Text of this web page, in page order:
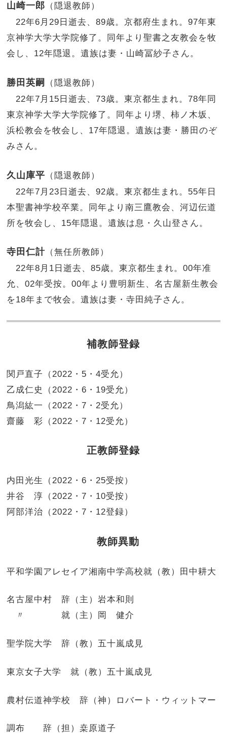
山崎一郎 （隠退教師）
22年6月29日逝去、89歳。京都府生まれ。97年東
京神学大学大学院修了。同年より聖書之友教会を牧
会し、12年隠退。遺族は妻・山崎冨紗子さん。
勝田英嗣
（隠退教師）
22年7月15日逝去、73歳。東京都生まれ。78年同
東京神学大学大学院修了。同年より堺、柿ノ木坂、
浜松教会を牧会し、17年隠退。遺族は妻・勝田のぞ
みさん。
久山庫平 （隠退教師）
22年7月23日逝去、92歳。東京都生まれ。55年日
本聖書神学校卒業。同年より南三鷹教会、河辺伝道
所を牧会し、15年隠退。遺族は息・久山登さん。
寺田仁計 （無任所教師）
22年8月1日逝去、85歳。東京都生まれ。00年准
允、02年受按。00年より豊明新生、名古屋新生教会
を18年まで牧会。遺族は妻・寺田純子さん。
補教師登録
関戸直子（2022・5・4受允）
乙成仁史（2022・6・19受允）
鳥潟紘一（2022・7・2受允）
齋藤 彩（2022・7・12受允）
正教師登録
内田光生（2022・6・25受按）
井谷 淳（2022・7・10受按）
阿部洋治（2022・7・12登録）
教師異動
平和学園アレセイア湘南中学高校就（教）田中耕大
名古屋中村 辞（主）岩本和則
〃 就（主）岡 健介
聖学院大学 辞（教）五十嵐成見
東京女子大学 就（教）五十嵐成見
農村伝道神学校 辞（神）ロバート・ウィットマー
調布 辞（担）桒原道子